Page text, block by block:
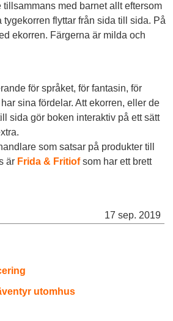
med barnet allt eftersom
flyttar från sida till sida. På
ekorren. Färgerna är milda och
för språket, för fantasin, för
sina fördelar. Att ekorren, eller de
sida gör boken interaktiv på ett sätt
som satsar på produkter till
är Frida & Fritiofsom har ett brett
17 sep. 2019
utomhus